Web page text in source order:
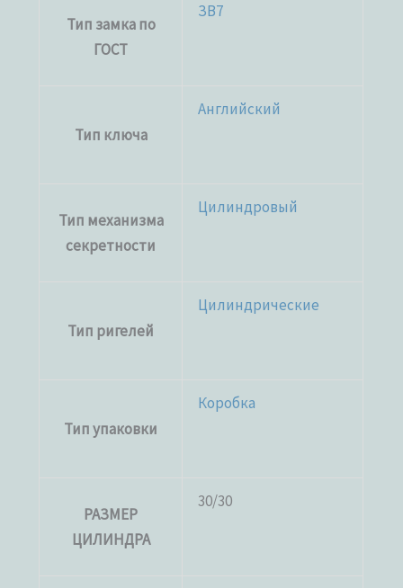
Тип замка по
ГОСТ
ЗВ7
Тип ключа
Английский
Тип механизма
секретности
Цилиндровый
Тип ригелей
Цилиндрические
Тип упаковки
Коробка
РАЗМЕР
ЦИЛИНДРА
30/30